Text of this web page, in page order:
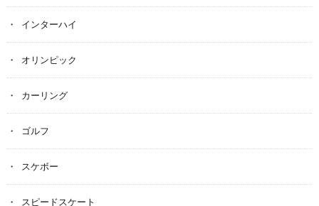
インターハイ
オリンピック
カーリング
ゴルフ
スケボー
スピードスケート